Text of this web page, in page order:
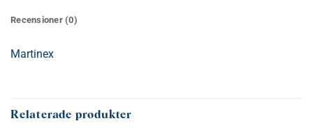
Recensioner (0)
Martinex
Relaterade produkter